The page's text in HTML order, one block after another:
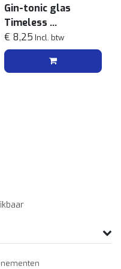
Gin-tonic glas
Timeless
50 cl
€ 8,25 Incl. btw